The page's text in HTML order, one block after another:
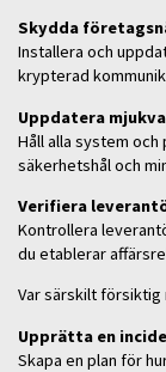
Skydda
Installera och
krypterad
Uppdatera
Håll alla system
säkerhetshål och
Verifiera
Kontrollera
du etablerar
Var särskilt försiktig
Upprätta en
Skapa en plan för